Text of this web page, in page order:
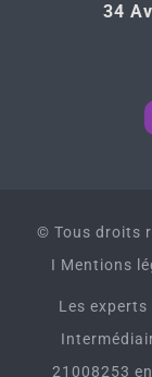
34
© Tous droits
I Mentions
Les
21008253